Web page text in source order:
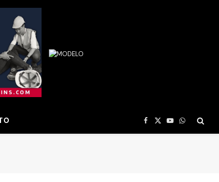
Facebook
X
(Twitter)
YouTube
WhatsApp